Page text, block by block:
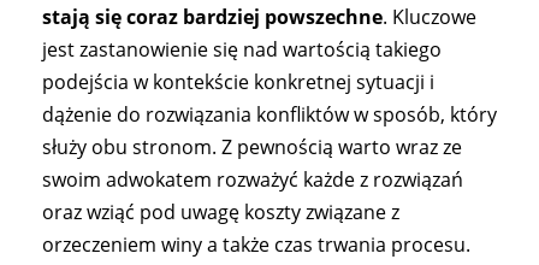
stają się coraz bardziej powszechne. Kluczowe
jest zastanowienie się nad wartością takiego
podejścia w kontekście konkretnej sytuacji i
dążenie do rozwiązania konfliktów w sposób, który
służy obu stronom. Z pewnością warto wraz ze
swoim adwokatem rozważyć każde z rozwiązań
oraz wziąć pod uwagę koszty związane z
orzeczeniem winy a także czas trwania procesu.